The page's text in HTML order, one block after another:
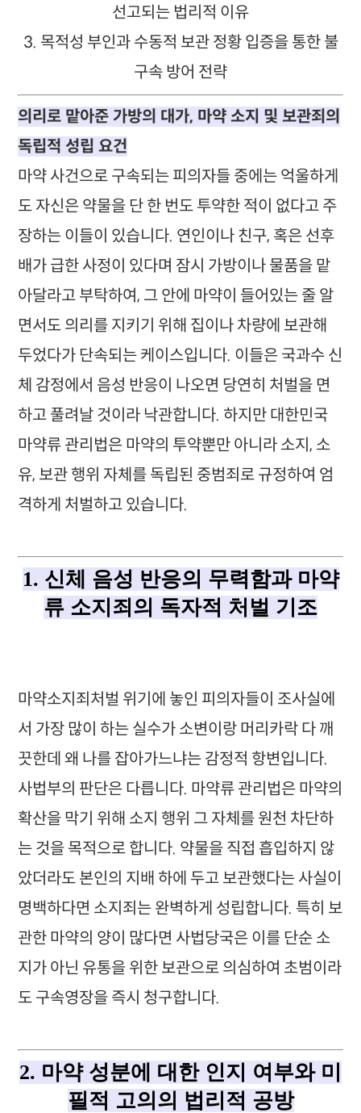
선고되는 법리적 이유
3. 목적성 부인과 수동적 보관 정황 입증을 통한 불
구속 방어 전략
의리로 맡아준 가방의 대가, 마약 소지 및 보관죄의
독립적 성립 요건
마약 사건으로 구속되는 피의자들 중에는 억울하게
도 자신은 약물을 단 한 번도 투약한 적이 없다고 주
장하는 이들이 있습니다. 연인이나 친구, 혹은 선후
배가 급한 사정이 있다며 잠시 가방이나 물품을 맡
아달라고 부탁하여, 그 안에 마약이 들어있는 줄 알
면서도 의리를 지키기 위해 집이나 차량에 보관해
두었다가 단속되는 케이스입니다. 이들은 국과수 신
체 감정에서 음성 반응이 나오면 당연히 처벌을 면
하고 풀려날 것이라 낙관합니다. 하지만 대한민국
마약류 관리법은 마약의 투약뿐만 아니라 소지, 소
유, 보관 행위 자체를 독립된 중범죄로 규정하여 엄
격하게 처벌하고 있습니다.
1. 신체 음성 반응의 무력함과 마약
류 소지죄의 독자적 처벌 기조
마약소지죄처벌 위기에 놓인 피의자들이 조사실에
서 가장 많이 하는 실수가 소변이랑 머리카락 다 깨
끗한데 왜 나를 잡아가느냐는 감정적 항변입니다.
사법부의 판단은 다릅니다. 마약류 관리법은 마약의
확산을 막기 위해 소지 행위 그 자체를 원천 차단하
는 것을 목적으로 합니다. 약물을 직접 흡입하지 않
았더라도 본인의 지배 하에 두고 보관했다는 사실이
명백하다면 소지죄는 완벽하게 성립합니다. 특히 보
관한 마약의 양이 많다면 사법당국은 이를 단순 소
지가 아닌 유통을 위한 보관으로 의심하여 초범이라
도 구속영장을 즉시 청구합니다.
2. 마약 성분에 대한 인지 여부와 미
필적 고의의 법리적 공방